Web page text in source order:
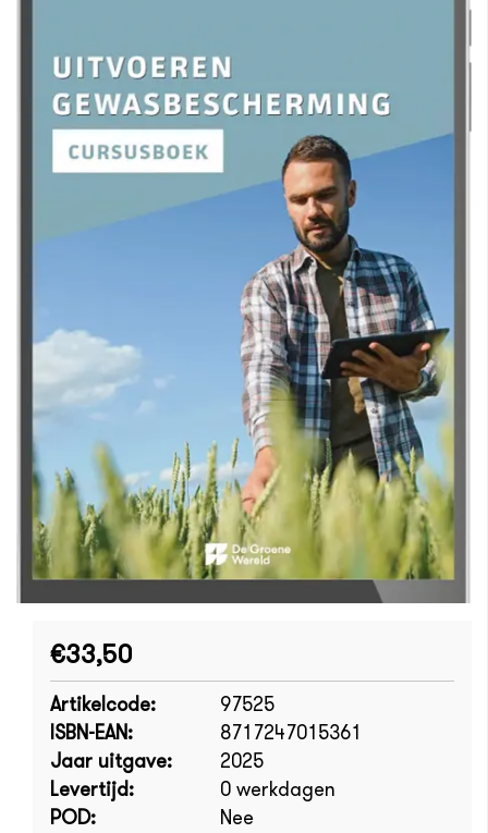
€33,50
Artikelcode:
97525
ISBN-EAN:
8717247015361
Jaar uitgave:
2025
Levertijd:
0 werkdagen
POD:
Nee